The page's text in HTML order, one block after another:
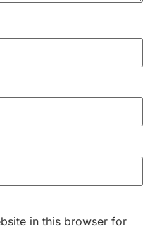
in this browser for